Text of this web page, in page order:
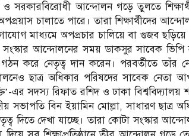
ও সরকারবিরোধী আন্দোলন গড়ে তুলতে
চালাতে পারে। তারা শিক্ষার্থীদের
মাধ্যমে অপপ্রচার চালিয়ে বা গুজব ছড়িয়ে
আন্দোলনের সময় ডাকসুর সাবেক
করে নেতৃত্ব দান করেন। পরবর্তীতে তাঁর
ছাত্র অধিকার পরিষদের সাবেক নেতা
এর সদস্য রিফাত রশিদ ও ঢাকা বিশ্ববিদ্যালয়
সভাপতি বিন ইয়ামিন মোল্লা, সাধারণ ছাত্র
দিতে দেখা যাচ্ছে। তারা কোটা সংস্কার